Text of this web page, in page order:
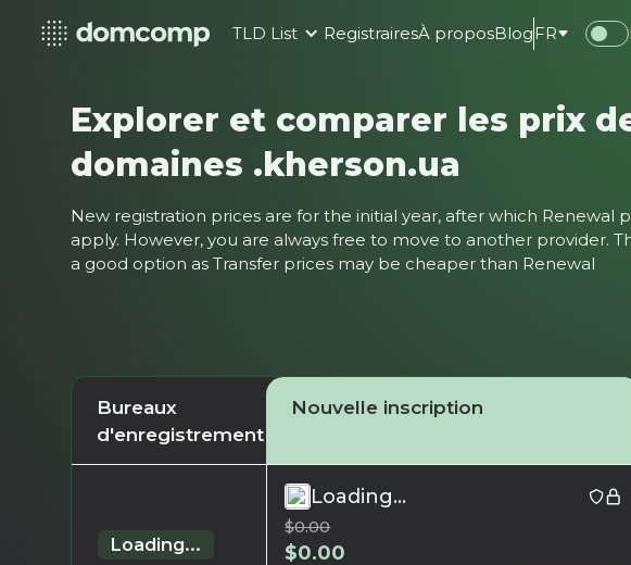
TLD List RegistrairesÀ proposBlog FR
Explorer et comparer les prix
domaines .kherson.ua
New registration prices are for the initial year, after which Renewal
apply. However, you are always free to move to another provider.
a good option as Transfer prices may be cheaper than Renewal
Bureaux
d'enregistrement
Nouvelle inscription
Loading...
Loading...
$0.00
$0.00